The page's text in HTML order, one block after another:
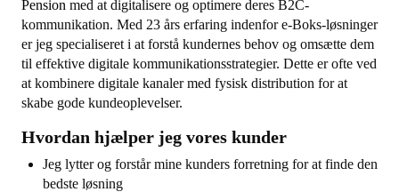
Pension med at digitalisere og optimere deres B2C-
kommunikation. Med 23 års erfaring indenfor e-Boks-løsninger
er jeg specialiseret i at forstå kundernes behov og omsætte dem
til effektive digitale kommunikationsstrategier. Dette er ofte ved
at kombinere digitale kanaler med fysisk distribution for at
skabe gode kundeoplevelser.
Hvordan hjælper jeg vores kunder
Jeg lytter og forstår mine kunders forretning for at finde den
bedste løsning